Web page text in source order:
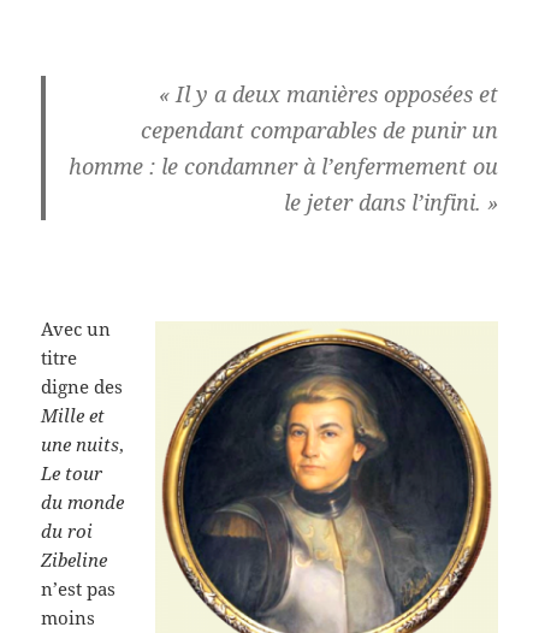
« Il y a deux manières opposées et
cependant comparables de punir un
homme : le condamner à l’enfermement ou
le jeter dans l’infini. »
Avec un
titre
digne des
Mille et
une nuits,
Le tour
du monde
du roi
Zibeline
n’est pas
moins